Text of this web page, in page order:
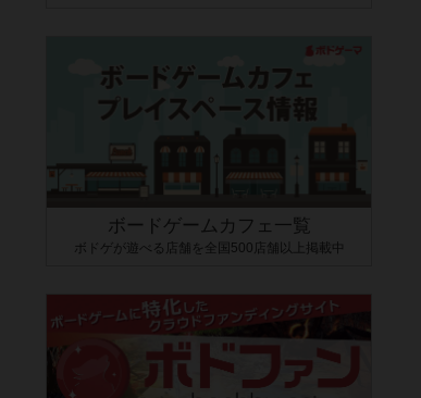
ボードゲームカフェ一覧
ボドゲが遊べる店舗を全国500店舗以上掲載中